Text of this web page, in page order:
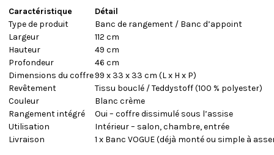
Caractéristique
Détail
Type de produit
Banc de rangement / Banc d’appoint
Largeur
112 cm
Hauteur
49 cm
Profondeur
46 cm
Dimensions du coffre99 x 33 x 33 cm (L x H x P)
Revêtement
Tissu bouclé / Teddystoff (100 % polyester)
Couleur
Blanc crème
Rangement intégré
Oui – coffre dissimulé sous l’assise
Utilisation
Intérieur – salon, chambre, entrée
Livraison
1 x Banc VOGUE (déjà monté ou simple à